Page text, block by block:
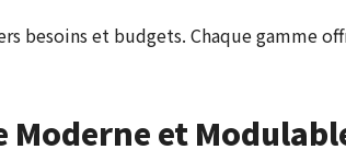
besoins et budgets. Chaque gamme
Moderne et